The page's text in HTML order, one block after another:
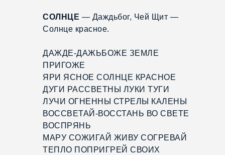
СОЛНЦЕ — Даждьбог, Чей Щит —
Солнце красное.
ДАЖДЕ-ДАЖЬБОЖЕ ЗЕМЛЕ
ПРИГОЖЕ
ЯРИ ЯСНОЕ СОЛНЦЕ КРАСНОЕ
ДУГИ РАССВЕТНЫ ЛУКИ ТУГИ
ЛУЧИ ОГНЕННЫ СТРЕЛЫ КАЛЕНЫ
ВОССВЕТАЙ-ВОССТАНЬ ВО СВЕТЕ
ВОСПРЯНЬ
МАРУ СОЖИГАЙ ЖИВУ СОГРЕВАЙ
ТЕПЛО ПОПРИГРЕЙ СВОИХ